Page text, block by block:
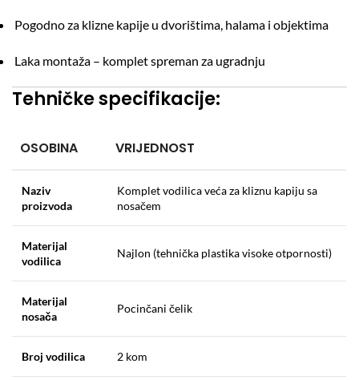
Pogodno za klizne kapije u dvorištima, halama i objektima
Laka montaža – komplet spreman za ugradnju
Tehničke specifikacije:
OSOBINA VRIJEDNOST
Naziv
proizvoda
Komplet vodilica veća za kliznu kapiju sa
nosačem
Materijal
vodilica
Najlon (tehnička plastika visoke otpornosti)
Materijal
nosača
Pocinčani čelik
Broj vodilica 2 kom